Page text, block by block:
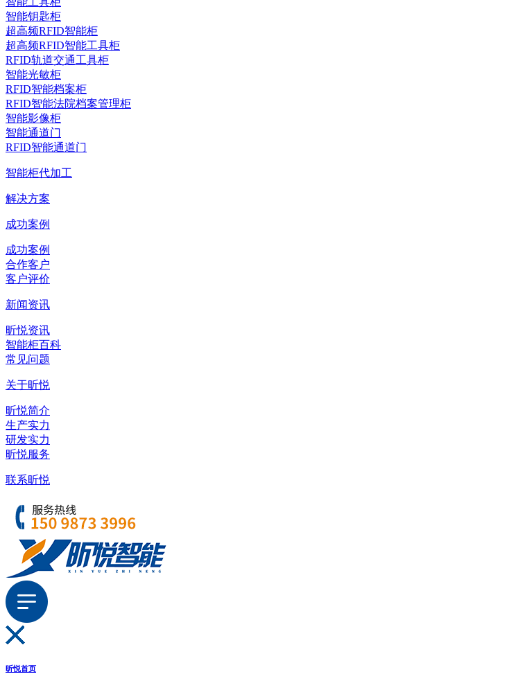
智能钥匙柜
超高频RFID智能柜
超高频RFID智能工具柜
RFID轨道交通工具柜
智能光敏柜
RFID智能档案柜
RFID智能法院档案管理柜
智能影像柜
智能通道门
RFID智能通道门
智能柜代加工
解决方案
成功案例
成功案例
合作客户
客户评价
新闻资讯
昕悦资讯
智能柜百科
常见问题
关于昕悦
昕悦简介
生产实力
研发实力
昕悦服务
联系昕悦
昕悦首页